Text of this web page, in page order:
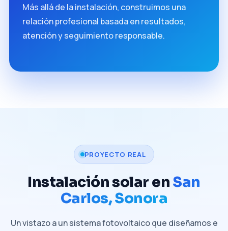
Más allá de la instalación, construimos una
relación profesional basada en resultados,
atención y seguimiento responsable.
PROYECTO REAL
Instalación solar en San
Carlos, Sonora
Un vistazo a un sistema fotovoltaico que diseñamos e